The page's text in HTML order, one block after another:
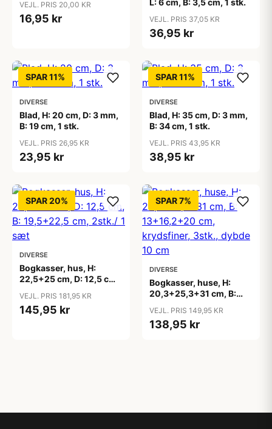
VEJL. PRIS 20,00 KR
16,95 kr
L: 6 cm, B: 3,5 cm, 1 stk.
VEJL. PRIS 37,05 KR
36,95 kr
SPAR 11%
DIVERSE
Blad, H: 20 cm, D: 3 mm,
B: 19 cm, 1 stk.
VEJL. PRIS 26,95 KR
23,95 kr
SPAR 11%
DIVERSE
Blad, H: 35 cm, D: 3 mm,
B: 34 cm, 1 stk.
VEJL. PRIS 43,95 KR
38,95 kr
SPAR 20%
DIVERSE
Bogkasser, hus, H:
22,5+25 cm, D: 12,5 cm,
sæt
VEJL. PRIS 181,95 KR
145,95 kr
SPAR 7%
DIVERSE
Bogkasser, huse, H:
20,3+25,3+31 cm, B:
krydsfiner, 3stk., dybde
10 cm
VEJL. PRIS 149,95 KR
138,95 kr